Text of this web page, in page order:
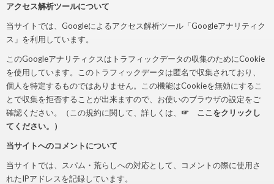
アクセス解析ツールについて
当サイトでは、Googleによるアクセス解析ツール「Googleアナリティク
ス」を利用しています。
このGoogleアナリティクスはトラフィックデータの収集のためにCookie
を使用しています。このトラフィックデータは匿名で収集されており、
個人を特定するものではありません。この機能はCookieを無効にするこ
とで収集を拒否することが出来ますので、お使いのブラウザの設定をご
確認ください。（この規約に関して、詳しくは、 ☞ ここをクリックし
てください。）
当サイトへのコメントについて
当サイトでは、スパム・荒らしへの対応として、コメントの際に使用さ
れたIPアドレスを記録しています。